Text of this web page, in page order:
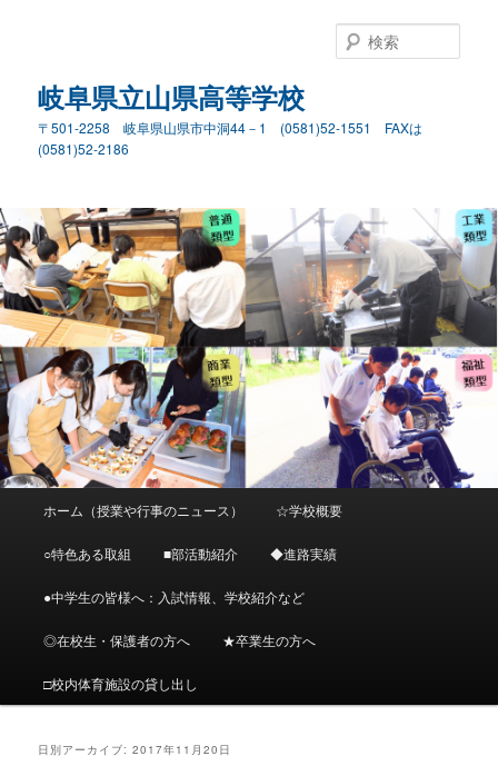
岐阜県立山県高等学校
〒501-2258 岐阜県山県市中洞44－1 (0581)52-1551 FAXは
(0581)52-2186
索
メ
イ
ン
コ
ン
テ
サ
ブ
コ
ン
テ
ン
ホーム（授業や行事のニュース） ☆学校概要
○特色ある取組 ■部活動紹介 ◆進路実績
●中学生の皆様へ：入試情報、学校紹介など
◎在校生・保護者の方へ ★卒業生の方へ
□校内体育施設の貸し出し
日別アーカイブ:2017年11月20日